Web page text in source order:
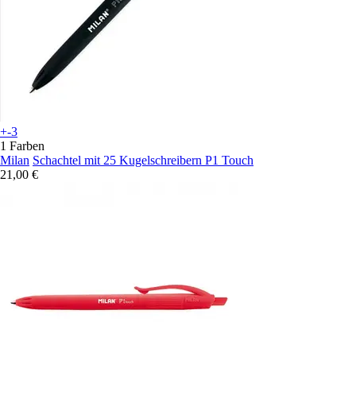
+-3
1 Farben
Milan Schachtel mit 25 Kugelschreibern P1 Touch
21,00 €